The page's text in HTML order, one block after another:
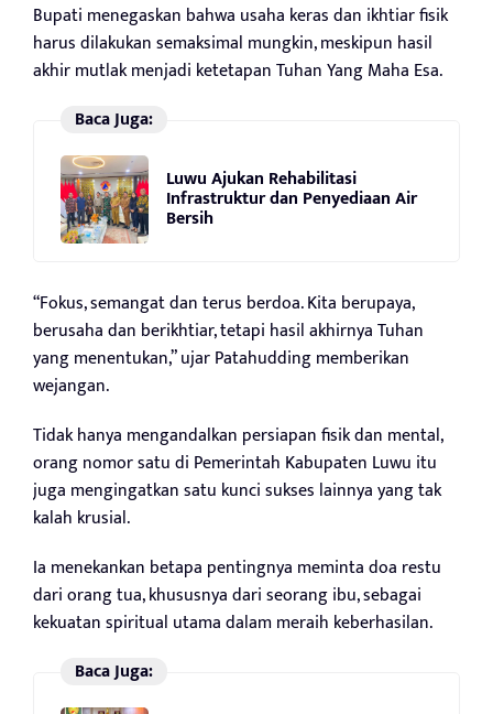
Bupati menegaskan bahwa usaha keras dan ikhtiar fisik
harus dilakukan semaksimal mungkin, meskipun hasil
akhir mutlak menjadi ketetapan Tuhan Yang Maha Esa.
Baca Juga:
Luwu Ajukan Rehabilitasi
Infrastruktur dan Penyediaan Air
Bersih
“Fokus, semangat dan terus berdoa. Kita berupaya,
berusaha dan berikhtiar, tetapi hasil akhirnya Tuhan
yang menentukan,” ujar Patahudding memberikan
wejangan.
Tidak hanya mengandalkan persiapan fisik dan mental,
orang nomor satu di Pemerintah Kabupaten Luwu itu
juga mengingatkan satu kunci sukses lainnya yang tak
kalah krusial.
Ia menekankan betapa pentingnya meminta doa restu
dari orang tua, khususnya dari seorang ibu, sebagai
kekuatan spiritual utama dalam meraih keberhasilan.
Baca Juga: